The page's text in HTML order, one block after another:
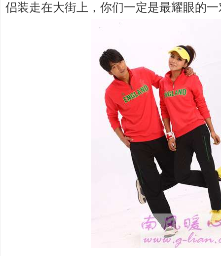
侣装走在大街上，你们一定是最耀眼的